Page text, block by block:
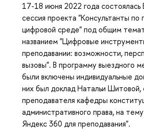
17-18 июня 2022 года состоялась
сессия проекта "Консультанты по
цифровой среде" под общим
названием "Цифровые
преподавании: возможности,
вызовы". В программу выездного
были включены индивидуальные
них был доклад Натальи Шитовой,
преподавателя кафедры
административного права, на
Яндекс 360 для преподавания".